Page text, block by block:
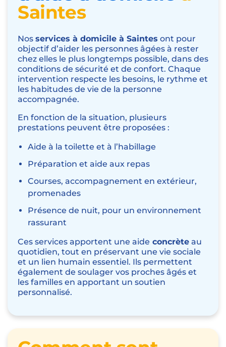
Saintes
Nos services à domicile à Saintes ont pour
objectif d’aider les personnes âgées à rester
chez elles le plus longtemps possible, dans des
conditions de sécurité et de confort. Chaque
intervention respecte les besoins, le rythme et
les habitudes de vie de la personne
accompagnée.
En fonction de la situation, plusieurs
prestations peuvent être proposées :
Aide à la toilette et à l’habillage
Préparation et aide aux repas
Courses, accompagnement en extérieur,
promenades
Présence de nuit, pour un environnement
rassurant
Ces services apportent une aide concrète au
quotidien, tout en préservant une vie sociale
et un lien humain essentiel. Ils permettent
également de soulager vos proches âgés et
les familles en apportant un soutien
personnalisé.